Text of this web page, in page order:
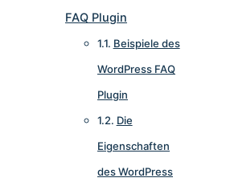
FAQ Plugin
Beispiele des
WordPress FAQ
Plugin
Die
Eigenschaften
des WordPress